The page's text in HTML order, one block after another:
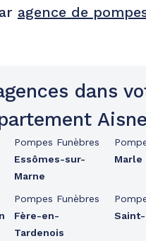
agence de
dans
Aisne
Pompes Funèbres
Essômes-sur-
Marne
Pompes Funèbres
Fère-en-
Tardenois
Marle
Saint-